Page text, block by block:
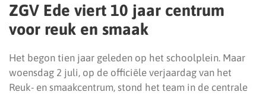
ZGV Ede viert 10 jaar centrum
voor reuk en smaak
Het begon tien jaar geleden op het schoolplein. Maar
woensdag 2 juli, op de officiële verjaardag van het
Reuk- en smaakcentrum, stond het team in de centrale